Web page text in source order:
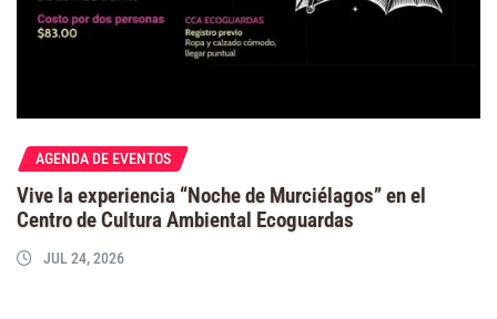
AGENDA DE EVENTOS
Vive la experiencia “Noche de Murciélagos” en el
Centro de Cultura Ambiental Ecoguardas
JUL 24, 2026